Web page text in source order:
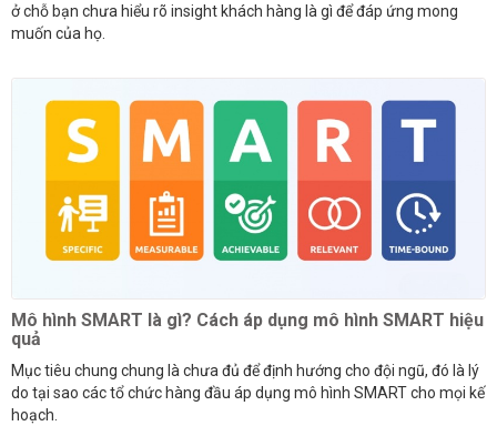
ở chỗ bạn chưa hiểu rõ insight khách hàng là gì để đáp ứng mong
muốn của họ.
Mô hình SMART là gì? Cách áp dụng mô hình SMART hiệu
quả
Mục tiêu chung chung là chưa đủ để định hướng cho đội ngũ, đó là lý
do tại sao các tổ chức hàng đầu áp dụng mô hình SMART cho mọi kế
hoạch.